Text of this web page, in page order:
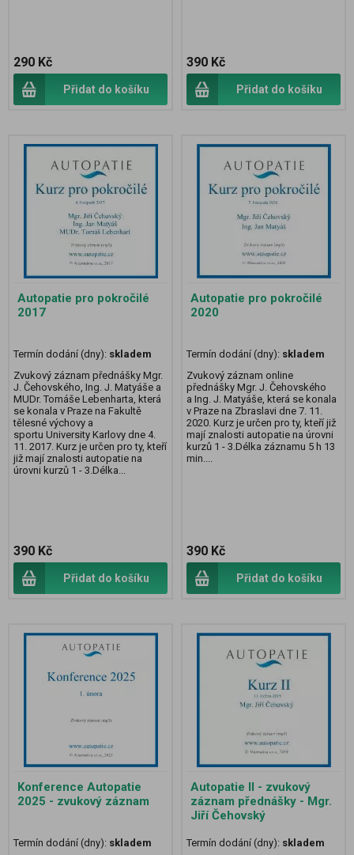
290 Kč
Přidat do košíku
390 Kč
Přidat do košíku
Autopatie pro pokročilé
2017
Termín dodání (dny): skladem
Zvukový záznam přednášky Mgr.
J. Čehovského, Ing. J. Matyáše a
MUDr. Tomáše Lebenharta, která
se konala v Praze na Fakultě
tělesné výchovy a
sportu University Karlovy dne 4.
11. 2017. Kurz je určen pro ty, kteří
již mají znalosti autopatie na
úrovni kurzů 1 - 3.Délka...
390 Kč
Přidat do košíku
Autopatie pro pokročilé
2020
Termín dodání (dny): skladem
Zvukový záznam online
přednášky Mgr. J. Čehovského
a Ing. J. Matyáše, která se konala
v Praze na Zbraslavi dne 7. 11.
2020. Kurz je určen pro ty, kteří již
mají znalosti autopatie na úrovni
kurzů 1 - 3.Délka záznamu 5 h 13
min....
390 Kč
Přidat do košíku
Konference Autopatie
2025 - zvukový záznam
Termín dodání (dny): skladem
Autopatie II - zvukový
záznam přednášky - Mgr.
Jiří Čehovský
Termín dodání (dny): skladem